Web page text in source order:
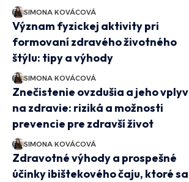
SIMONA KOVÁCOVÁ
Význam fyzickej aktivity pri
formovaní zdravého životného
štýlu: tipy a výhody
SIMONA KOVÁCOVÁ
Znečistenie ovzdušia a jeho vplyv
na zdravie: riziká a možnosti
prevencie pre zdravší život
SIMONA KOVÁCOVÁ
Zdravotné výhody a prospešné
účinky ibištekového čaju, ktoré sa